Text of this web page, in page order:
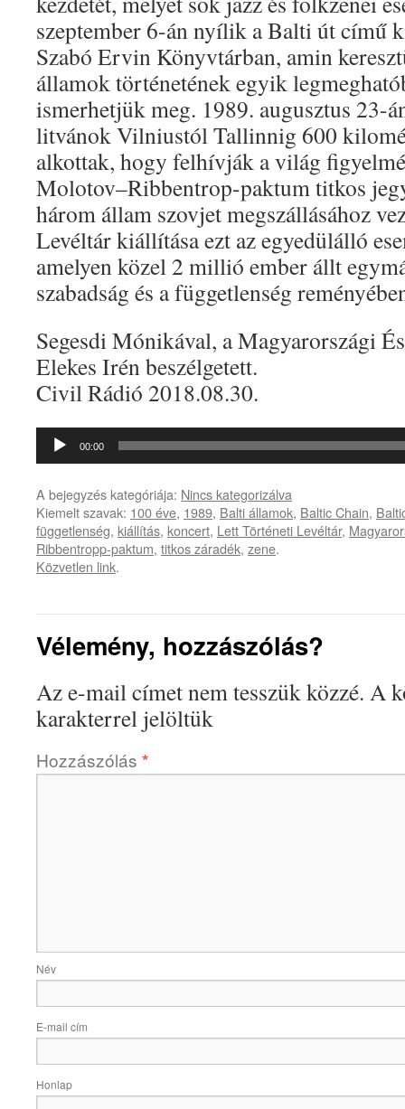
szeptember 6-án nyílik a Balti út című
Szabó Ervin Könyvtárban, amin
államok történetének egyik
ismerhetjük meg. 1989. augusztus 23-
litvánok Vilniustól Tallinnig 600
alkottak, hogy felhívják a világ
Molotov–Ribbentrop-paktum titkos
három állam szovjet megszállásához
Levéltár kiállítása ezt az egyedülálló
amelyen közel 2 millió ember állt
szabadság és a függetlenség
Segesdi Mónikával, a Magyarországi
Elekes Irén beszélgetett.
Civil Rádió 2018.08.30.
Audió
lejátszó
00:00
A bejegyzés kategóriája: Nincs kategorizálva
Kiemelt szavak: 100 éve, 1989, Balti államok, Baltic Chain,
függetlenség, kiállítás, koncert, Lett Történeti Levéltár,
Ribbentropp-paktum, titkos záradék, zene.
Közvetlen link.
Vélemény, hozzászólás?
Az e-mail címet nem tesszük közzé. A
karakterrel jelöltük
Hozzászólás *
Név
E-mail cím
Honlap